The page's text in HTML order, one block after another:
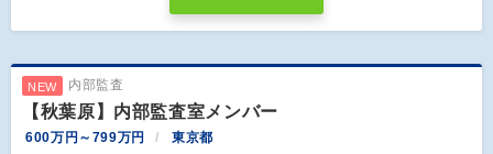
NEW 内部監査
【秋葉原】内部監査室メンバー
600万円～799万円 東京都